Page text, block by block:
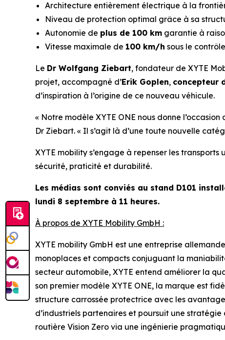
Architecture entièrement électrique à la
Niveau de protection optimal grâce à sa
Autonomie de plus de 100 km garantie à
Vitesse maximale de 100 km/h sous le
Le Dr Wolfgang Ziebart, fondateur de XYTE
projet, accompagné d’Erik Goplen, concepteur
d’inspiration à l’origine de ce nouveau véhicule.
« Notre modèle XYTE ONE nous donne
Dr Ziebart. « Il s’agit là d’une toute nouvelle
XYTE mobility s’engage à repenser les
sécurité, praticité et durabilité.
Les médias sont conviés au stand D101
lundi 8 septembre à 11 heures.
À propos de XYTE Mobility GmbH :
XYTE mobility GmbH est une entreprise
monoplaces et compacts conjuguant la
secteur automobile, XYTE entend améliorer la
son premier modèle XYTE ONE, la marque est
structure carrossée protectrice avec les
d’industriels partenaires et poursuit une
routière Vision Zero via une ingénierie